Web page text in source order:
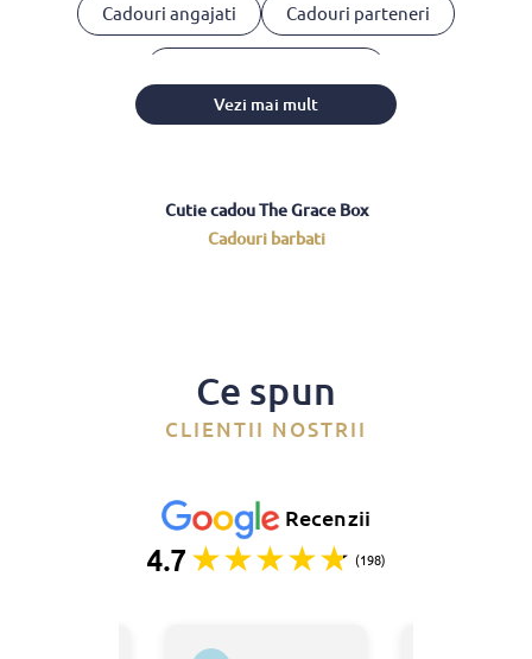
Cadouri angajati Cadouri parteneri
Vezi mai mult
Cutie cadou The Grace Box
Cadouri barbati
Ce spun
CLIENTII NOSTRII
Recenzii
4.7 (198)